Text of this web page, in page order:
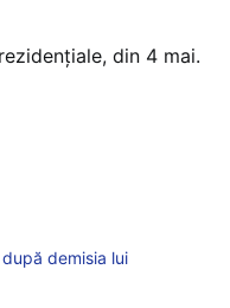
din 4 mai.
demisia lui